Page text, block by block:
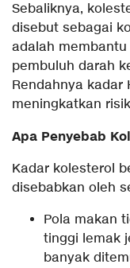
Sebaliknya,
disebut sebagai
adalah
pembuluh darah
Rendahnya kadar
meningkatkan
Apa Penyebab
Kadar kolesterol
disebabkan oleh
Pola makan
tinggi lemak
banyak